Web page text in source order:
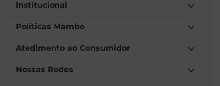
Institucional
Políticas Mambo
Atedimento ao Consumidor
Nossas Redes